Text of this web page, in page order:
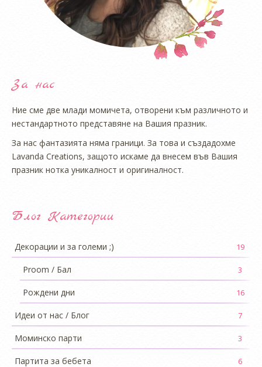
За нас
Ние сме две млади момичета, отворени към различното и
нестандартното представяне на Вашия празник.
За нас фантазията няма граници. За това и създадохме
Lavanda Creations, защото искаме да внесем във Вашия
празник нотка уникалност и оригиналност.
Блог Категории
Декорации и за големи ;) 19
Proom / Бал 3
Рождени дни 16
Идеи от нас / Блог 7
Моминско парти 3
Партита за бебета 6